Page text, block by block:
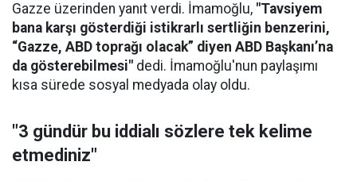
Gazze üzerinden yanıt verdi. İmamoğlu, "Tavsiyem
bana karşı gösterdiği istikrarlı sertliğin benzerini,
“Gazze, ABD toprağı olacak” diyen ABD Başkanı’na
da gösterebilmesi" dedi. İmamoğlu'nun paylaşımı
kısa sürede sosyal medyada olay oldu.
"3 gündür bu iddialı sözlere tek kelime
etmediniz"